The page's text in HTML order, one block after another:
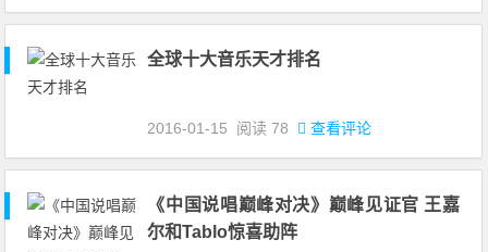
全球十大音乐天才排名
2016-01-15 阅读78 查看评论
《中国说唱巅峰对决》巅峰见证官 王嘉
尔和Tablo惊喜助阵